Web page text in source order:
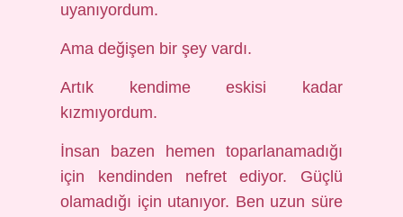
uyanıyordum.
Ama değişen bir şey vardı.
Artık kendime eskisi kadar
kızmıyordum.
İnsan bazen hemen toparlanamadığı
için kendinden nefret ediyor. Güçlü
olamadığı için utanıyor. Ben uzun süre